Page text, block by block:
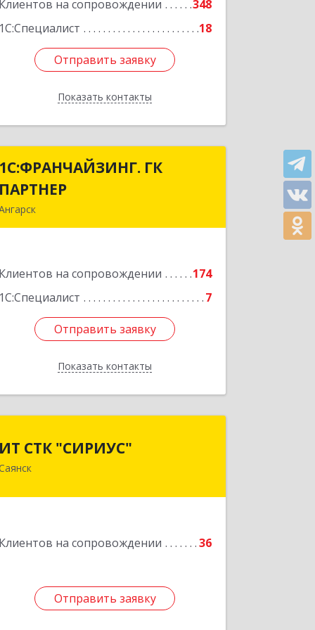
Клиентов на сопровождении
348
1С:Специалист
18
Отправить заявку
Показать контакты
Отправить заявку
Назад
1С:ФРАНЧАЙЗИНГ. ГК
ПАРТНЕР
Клиентов на сопровождении
174
1С:Специалист
7
Отправить заявку
Показать контакты
1С:ФРАНЧАЙЗИНГ. ГК
Подробнее
Отправить заявку
Назад
ИТ СТК "СИРИУС"
Клиентов на сопровождении 36
Отправить заявку
Отправить заявку